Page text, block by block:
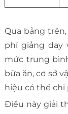
Qua bảng
phí giảng dạy
mức trung
bữa ăn, cơ sở
hiệu có thể chi
Điều này giải